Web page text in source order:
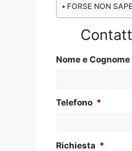
FORSE NON
Nome e Cognome
Telefono *
Richiesta *